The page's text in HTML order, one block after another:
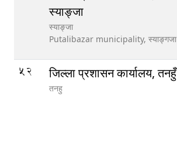
स्याङ्जा
स्याङ्जा
Putalibazar municipality, स्याङ्गजा
52 जिल्ला प्रशासन कार्यालय, तनहुँ
तनहु